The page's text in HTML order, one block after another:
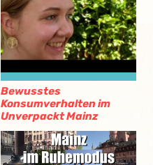
Bewusstes
Konsumverhalten im
Unverpackt Mainz